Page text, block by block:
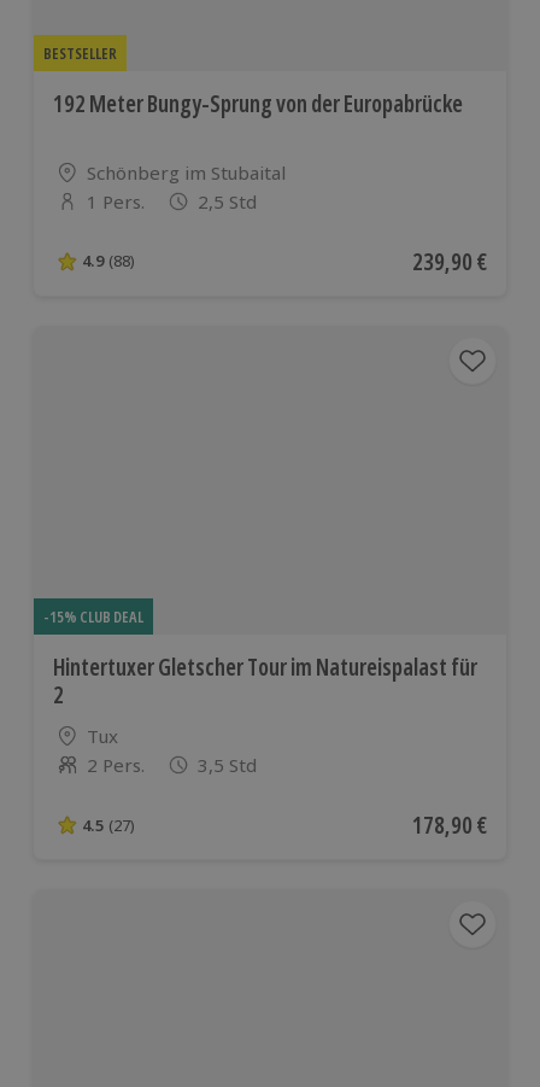
BESTSELLER
192 Meter Bungy-Sprung von der Europabrücke
Standort
Schönberg im Stubaital
Anzahl der Teilnehmer
1 Pers. 2,5 Std
4.9 von 5 Sternen basierend auf 88 Bewertungen
4.9 (88) Aktueller Preis
239,90 €
-15% CLUB DEAL
Hintertuxer Gletscher Tour im Natureispalast für
2
Standort
Tux
Anzahl der Teilnehmer
2 Pers. 3,5 Std
4.5 von 5 Sternen basierend auf 27 Bewertungen
4.5 (27) Aktueller Preis
178,90 €